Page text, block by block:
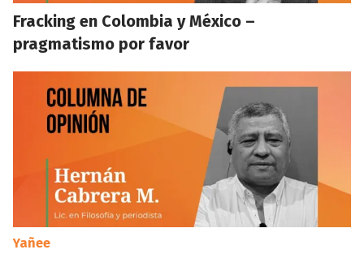
Fracking en Colombia y México –
pragmatismo por favor
Yañee